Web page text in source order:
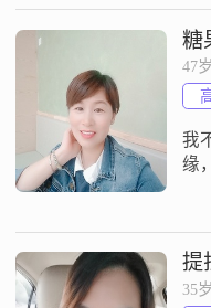
闹
我
会
直
于
的
需
糖
47
我
缘
提
35